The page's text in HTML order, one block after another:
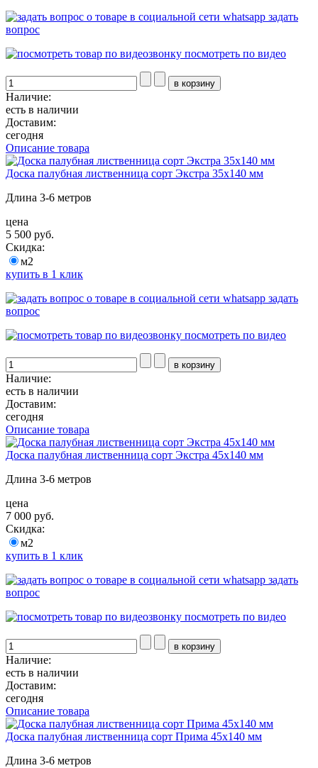
задать
вопрос
посмотреть по видео
Наличие:
есть в наличии
Доставим:
сегодня
Описание товара
Доска палубная лиственница сорт Экстра 35х140 мм
Длина 3-6 метров
цена
5 500 руб.
Скидка:
м2
купить в 1 клик
задать
вопрос
посмотреть по видео
Наличие:
есть в наличии
Доставим:
сегодня
Описание товара
Доска палубная лиственница сорт Экстра 45х140 мм
Длина 3-6 метров
цена
7 000 руб.
Скидка:
м2
купить в 1 клик
задать
вопрос
посмотреть по видео
Наличие:
есть в наличии
Доставим:
сегодня
Описание товара
Доска палубная лиственница сорт Прима 45х140 мм
Длина 3-6 метров